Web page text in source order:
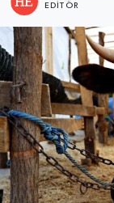
EDITÖR